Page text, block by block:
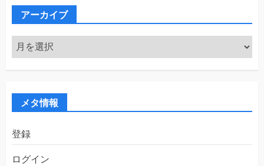
アーカイブ
ア
ー
カ
メタ情報
登録
ログイン